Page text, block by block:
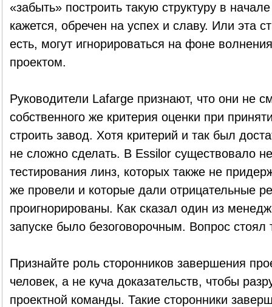
«забыть» построить такую структуру в
кажется, обречен на успех и славу. Или эта
есть, могут игнорироваться на фоне
проектом.
Руководители Lafarge признают, что они не
собственного же критерия оценки при
строить завод. Хотя критерий и так был
не сложно сделать. В Essilor существовало
тестирования линз, которых также не
же провели и которые дали отрицательные
проигнорированы. Как сказал один из
запуске было безоговорочным. Вопрос стоял
Признайте роль сторонников завершения
человек, а не куча доказательств, чтобы
проектной команды. Такие сторонники